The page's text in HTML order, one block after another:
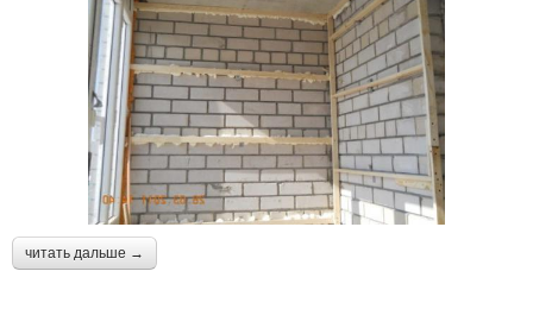
читать дальше →